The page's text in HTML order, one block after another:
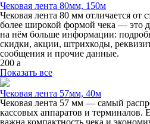
Чековая лента 80мм, 150м
Чековая лента 80 мм отличается от
более широкой формой чека — это
на нём больше информации:
скидки, акции, штрихкоды,
сообщения и прочие данные.
200 a
Показать все
Чековая лента 57мм, 40м
Чековая лента 57 мм — самый
кассовых аппаратов и терминалов.
важна компактность чека и